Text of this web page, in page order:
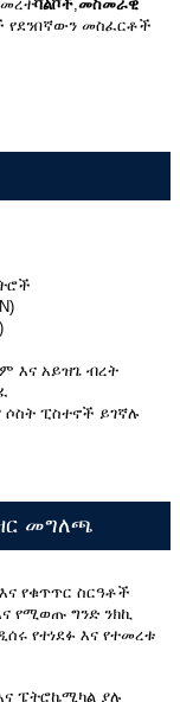
ቫልቮች መስመራዊ
የደንበኛውን መስፈርቶች
እና አይዝጌ ብረት
ሶስት ፒስተኖች ይገኛሉ
መግለጫ
የቁጥጥር ስርዓቶች
የሚወጡ ግንድ ንክኪ
የተነደፉ እና የተመረቱ
ፔትሮኬሚካል ያሉ